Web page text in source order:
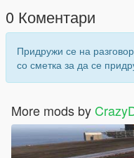
0 Коментари
Придружи се на
со сметка за да се
More mods by